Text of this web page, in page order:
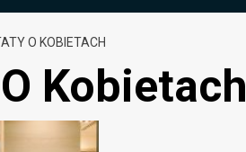
O KOBIETACH
Kobietach